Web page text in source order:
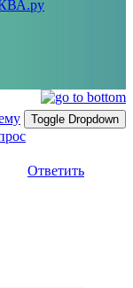
Toggle Dropdown
Ответить